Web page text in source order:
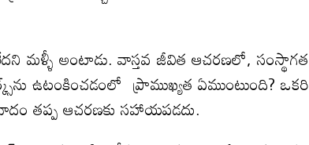
మళ్ళీ అంటాడు. వాస్తవ జీవిత ఆచరణలో, సంస్థాగత
ఉటంకించడంలో ప్రాముఖ్యత ఏముంటుంది? ఒకరి
తప్ప ఆచరణకు సహాయపడదు.